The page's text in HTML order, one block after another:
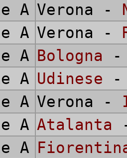
A Verona -
A Verona -
A Bologna -
A Udinese -
A Verona -
A Atalanta
A